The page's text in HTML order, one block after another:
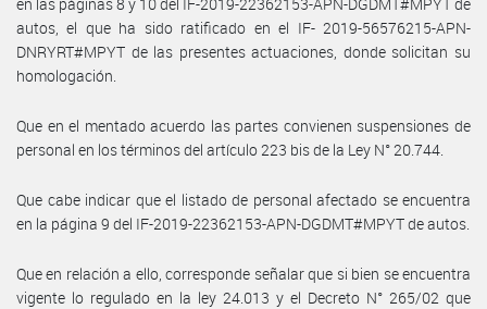
autos, el que ha sido ratificado en el IF- 2019-56576215-APN-
DNRYRT#MPYT de las presentes actuaciones, donde solicitan su
homologación.
Que en el mentado acuerdo las partes convienen suspensiones de
personal en los términos del artículo 223 bis de la Ley N° 20.744.
Que cabe indicar que el listado de personal afectado se encuentra
en la página 9 del IF-2019-22362153-APN-DGDMT#MPYT de autos.
Que en relación a ello, corresponde señalar que si bien se encuentra
vigente lo regulado en la ley 24.013 y el Decreto N° 265/02 que